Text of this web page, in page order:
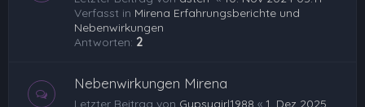
Verfasst in Mirena Erfahrungsberichte und
Nebenwirkungen
Antworten: 2
Nebenwirkungen Mirena
Letzter Beitrag von Gypsygirl1988 « 1. Dez 2025